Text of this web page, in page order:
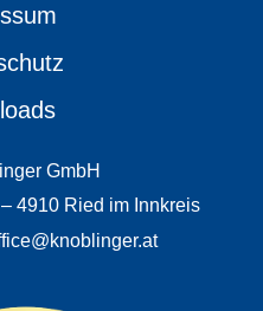
GmbH
4910 Ried im Innkreis